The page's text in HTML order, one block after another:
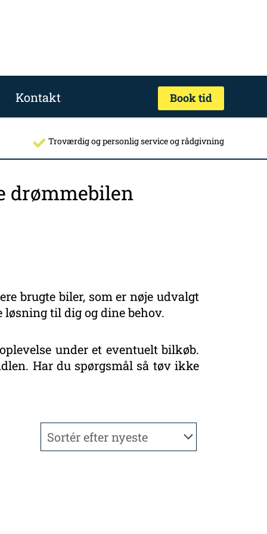
Kontakt Book tid
Troværdig og personlig service og rådgivning
drømmebilen
brugte biler, som er nøje udvalgt
til dig og dine behov.
under et eventuelt bilkøb.
Har du spørgsmål så tøv ikke